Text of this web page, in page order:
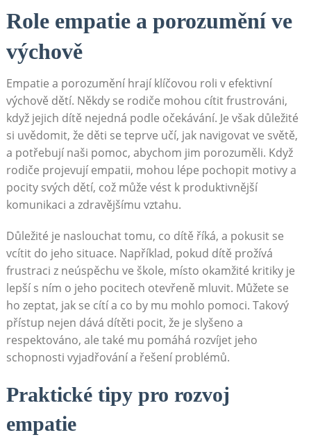
Role empatie a porozumění ve
výchově
Empatie a porozumění hrají klíčovou roli v efektivní
výchově dětí. Někdy se rodiče mohou cítit frustrováni,
když jejich dítě nejedná podle očekávání. Je však důležité
si uvědomit, že děti se teprve učí, jak navigovat ve světě,
a potřebují naši pomoc, abychom jim porozuměli. Když
rodiče projevují empatii, mohou lépe pochopit motivy a
pocity svých dětí, což může vést k produktivnější
komunikaci a zdravějšímu vztahu.
Důležité je naslouchat tomu, co dítě říká, a pokusit se
vcítit do jeho situace. Například, pokud dítě prožívá
frustraci z neúspěchu ve škole, místo okamžité kritiky je
lepší s ním o jeho pocitech otevřeně mluvit. Můžete se
ho zeptat, jak se cítí a co by mu mohlo pomoci. Takový
přístup nejen dává dítěti pocit, že je slyšeno a
respektováno, ale také mu pomáhá rozvíjet jeho
schopnosti vyjadřování a řešení problémů.
Praktické tipy pro rozvoj
empatie